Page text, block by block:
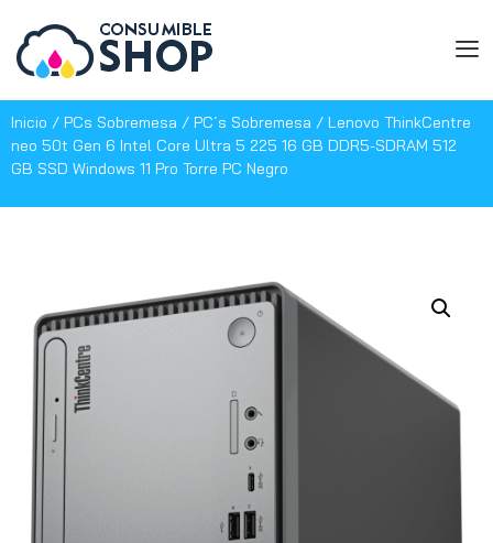
Inicio / PCs Sobremesa / PC´s Sobremesa / Lenovo ThinkCentre
neo 50t Gen 6 Intel Core Ultra 5 225 16 GB DDR5-SDRAM 512
GB SSD Windows 11 Pro Torre PC Negro